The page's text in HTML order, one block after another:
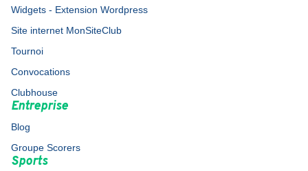
Widgets - Extension Wordpress
Site internet MonSiteClub
Tournoi
Convocations
Clubhouse
Entreprise
Blog
Groupe Scorers
Sports